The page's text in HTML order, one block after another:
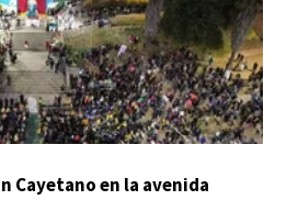
Cayetano en la avenida